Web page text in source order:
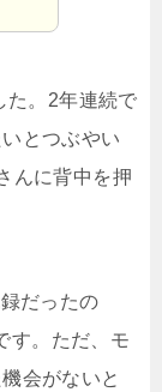
た。2年連続で
とつぶやい
んに背中を押
だったの
す。ただ、モ
会がないと